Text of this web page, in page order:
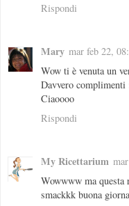
Rispondi
Mary mar feb 22,
Wow ti è venuta un
Davvero complimenti
Ciaoooo
Rispondi
My Ricettarium
Wowwww ma
smackkk buona